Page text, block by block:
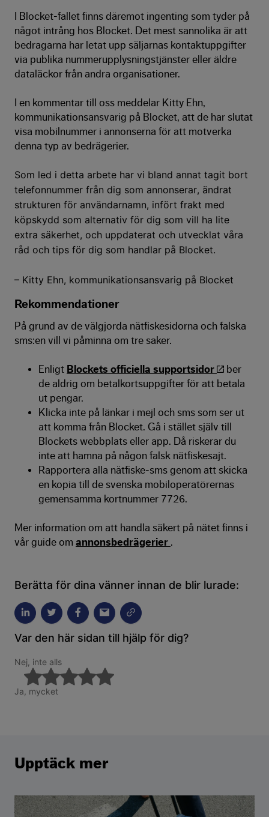
I Blocket-fallet finns däremot ingenting som tyder på
något intrång hos Blocket. Det mest sannolika är att
bedragarna har letat upp säljarnas kontaktuppgifter
via publika nummerupplysningstjänster eller äldre
dataläckor från andra organisationer.
I en kommentar till oss meddelar Kitty Ehn,
kommunikationsansvarig på Blocket, att de har slutat
visa mobilnummer i annonserna för att motverka
denna typ av bedrägerier.
Som led i detta arbete har vi bland annat tagit bort
telefonnummer från dig som annonserar, ändrat
strukturen för användarnamn, infört frakt med
köpskydd som alternativ för dig som vill ha lite
extra säkerhet, och uppdaterat och utvecklat våra
råd och tips för dig som handlar på Blocket.
– Kitty Ehn, kommunikationsansvarig på Blocket
Rekommendationer
På grund av de välgjorda nätfiskesidorna och falska
sms:en vill vi påminna om tre saker.
Enligt Blockets officiella supportsidor
ber
de aldrig om betalkortsuppgifter för att betala
ut pengar.
Klicka inte på länkar i mejl och sms som ser ut
att komma från Blocket. Gå i stället själv till
Blockets webbplats eller app. Då riskerar du
inte att hamna på någon falsk nätfiskesajt.
Rapportera alla nätfiske-sms genom att skicka
en kopia till de svenska mobiloperatörernas
gemensamma kortnummer 7726.
Mer information om att handla säkert på nätet finns i
vår guide om annonsbedrägerier .
Berätta för dina vänner innan de blir lurade:
Var den här sidan till hjälp för dig?
Nej, inte alls
Ja, mycket
Upptäck mer